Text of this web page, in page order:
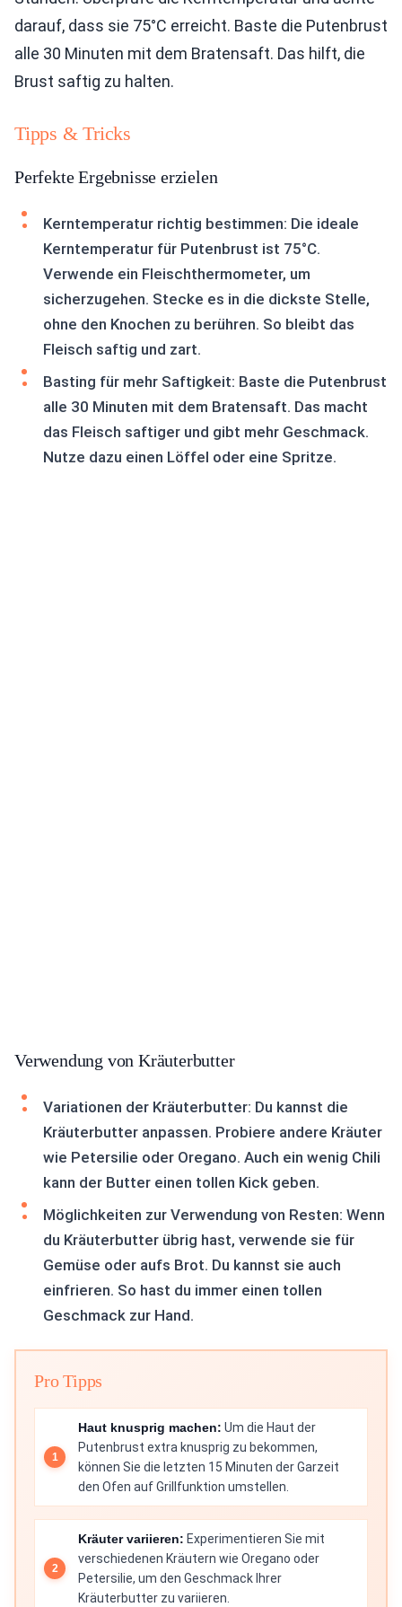
darauf, dass sie 75°C erreicht. Baste die Putenbrust
alle 30 Minuten mit dem Bratensaft. Das hilft, die
Brust saftig zu halten.
Tipps & Tricks
Perfekte Ergebnisse erzielen
Kerntemperatur richtig bestimmen: Die ideale
Kerntemperatur für Putenbrust ist 75°C.
Verwende ein Fleischthermometer, um
sicherzugehen. Stecke es in die dickste Stelle,
ohne den Knochen zu berühren. So bleibt das
Fleisch saftig und zart.
Basting für mehr Saftigkeit: Baste die Putenbrust
alle 30 Minuten mit dem Bratensaft. Das macht
das Fleisch saftiger und gibt mehr Geschmack.
Nutze dazu einen Löffel oder eine Spritze.
Verwendung von Kräuterbutter
Variationen der Kräuterbutter: Du kannst die
Kräuterbutter anpassen. Probiere andere Kräuter
wie Petersilie oder Oregano. Auch ein wenig Chili
kann der Butter einen tollen Kick geben.
Möglichkeiten zur Verwendung von Resten: Wenn
du Kräuterbutter übrig hast, verwende sie für
Gemüse oder aufs Brot. Du kannst sie auch
einfrieren. So hast du immer einen tollen
Geschmack zur Hand.
Pro Tipps
Haut knusprig machen: Um die Haut der
Putenbrust extra knusprig zu bekommen,
können Sie die letzten 15 Minuten der Garzeit
den Ofen auf Grillfunktion umstellen.
Kräuter variieren: Experimentieren Sie mit
verschiedenen Kräutern wie Oregano oder
Petersilie, um den Geschmack Ihrer
Kräuterbutter zu variieren.